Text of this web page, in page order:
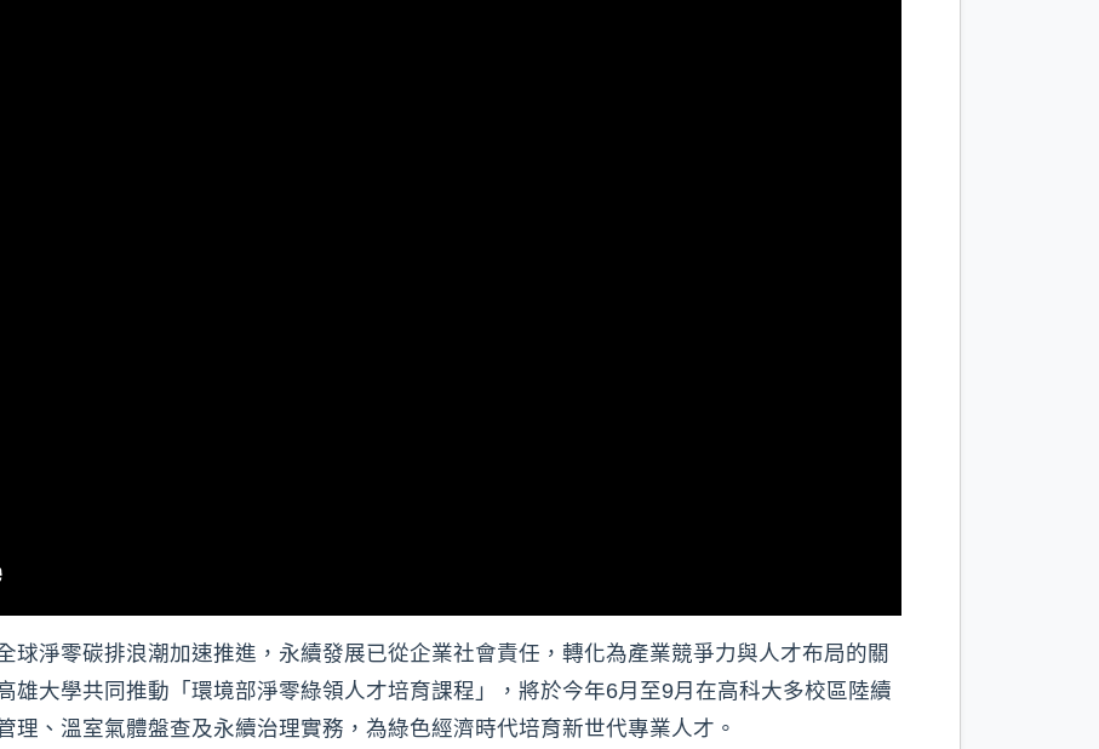
球淨零碳排浪潮加速推進，永續發展已從企業社會責任，轉化為產業競爭力與人才布局的關
雄大學共同推動「環境部淨零綠領人才培育課程」，將於今年6月至9月在高科大多校區陸續
理、溫室氣體盤查及永續治理實務，為綠色經濟時代培育新世代專業人才。